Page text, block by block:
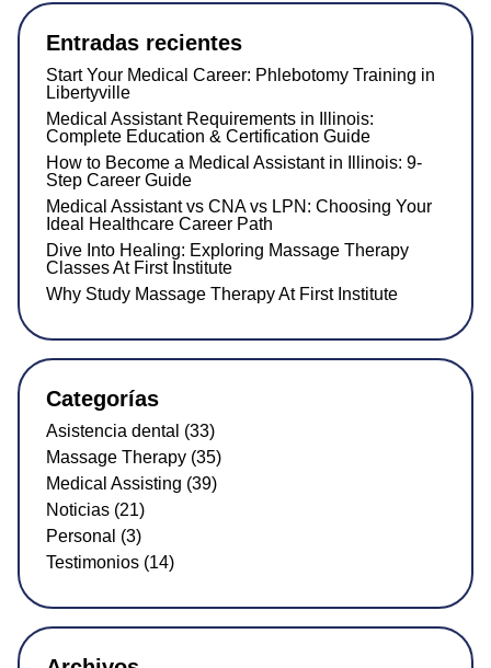
Entradas recientes
Start Your Medical Career: Phlebotomy Training in
Libertyville
Medical Assistant Requirements in Illinois:
Complete Education & Certification Guide
How to Become a Medical Assistant in Illinois: 9-
Step Career Guide
Medical Assistant vs CNA vs LPN: Choosing Your
Ideal Healthcare Career Path
Dive Into Healing: Exploring Massage Therapy
Classes At First Institute
Why Study Massage Therapy At First Institute
Categorías
Asistencia dental (33)
Massage Therapy (35)
Medical Assisting (39)
Noticias (21)
Personal (3)
Testimonios (14)